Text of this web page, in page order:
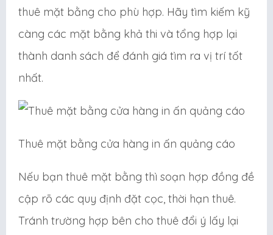
thuê mặt bằng cho phù hợp. Hãy tìm kiếm kỹ
càng các mặt bằng khả thi và tổng hợp lại
thành danh sách để đánh giá tìm ra vị trí tốt
nhất.
Thuê mặt bằng cửa hàng in ấn quảng cáo
Nếu bạn thuê mặt bằng thì soạn hợp đồng đề
cập rõ các quy định đặt cọc, thời hạn thuê.
Tránh trường hợp bên cho thuê đổi ý lấy lại